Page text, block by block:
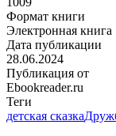
Формат книги
Электронная книга
Дата публикации
28.06.2024
Публикация от
Ebookreader.ru
Теги
детская сказка